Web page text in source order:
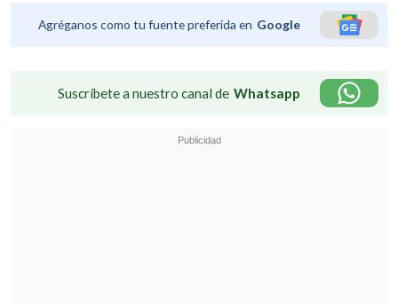
Agréganos como tu fuente preferida en Google
Suscríbete a nuestro canal de Whatsapp